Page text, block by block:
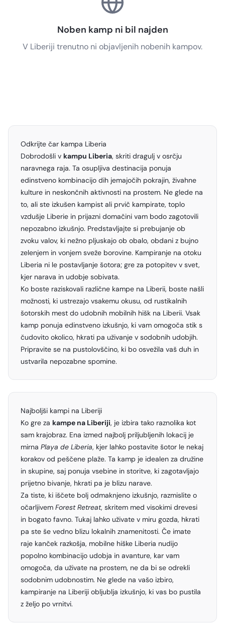
Noben kamp ni bil najden
V Liberiji trenutno ni objavljenih nobenih kampov.
Odkrijte čar kampa Liberia
Dobrodošli v kampu Liberia, skriti dragulj v osrčju
naravnega raja. Ta osupljiva destinacija ponuja
edinstveno kombinacijo dih jemajočih pokrajin, živahne
kulture in neskončnih aktivnosti na prostem. Ne glede na
to, ali ste izkušen kampist ali prvič kampirate, toplo
vzdušje Liberie in prijazni domačini vam bodo zagotovili
nepozabno izkušnjo. Predstavljajte si prebujanje ob
zvoku valov, ki nežno pljuskajo ob obalo, obdani z bujno
zelenjem in vonjem sveže borovine. Kampiranje na otoku
Liberia ni le postavljanje šotora; gre za potopitev v svet,
kjer narava in udobje sobivata.
Ko boste raziskovali različne kampe na Liberii, boste našli
možnosti, ki ustrezajo vsakemu okusu, od rustikalnih
šotorskih mest do udobnih mobilnih hišk na Liberii. Vsak
kamp ponuja edinstveno izkušnjo, ki vam omogoča stik s
čudovito okolico, hkrati pa uživanje v sodobnih udobjih.
Pripravite se na pustolovščino, ki bo osvežila vaš duh in
ustvarila nepozabne spomine.
Najboljši kampi na Liberiji
Ko gre za kampe na Liberiji, je izbira tako raznolika kot
sam krajobraz. Ena izmed najbolj priljubljenih lokacij je
mirna Playa de Liberia, kjer lahko postavite šotor le nekaj
korakov od peščene plaže. Ta kamp je idealen za družine
in skupine, saj ponuja vsebine in storitve, ki zagotavljajo
prijetno bivanje, hkrati pa je blizu narave.
Za tiste, ki iščete bolj odmaknjeno izkušnjo, razmislite o
očarljivem Forest Retreat, skritem med visokimi drevesi
in bogato favno. Tukaj lahko uživate v miru gozda, hkrati
pa ste še vedno blizu lokalnih znamenitosti. Če imate
raje kanček razkošja, mobilne hiške Liberia nudijo
popolno kombinacijo udobja in avanture, kar vam
omogoča, da uživate na prostem, ne da bi se odrekli
sodobnim udobnostim. Ne glede na vašo izbiro,
kampiranje na Liberiji obljublja izkušnjo, ki vas bo pustila
z željo po vrnitvi.